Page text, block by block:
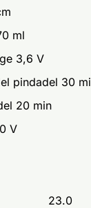
ml
3,6 V
pindadel 30
20 min
V
23.0